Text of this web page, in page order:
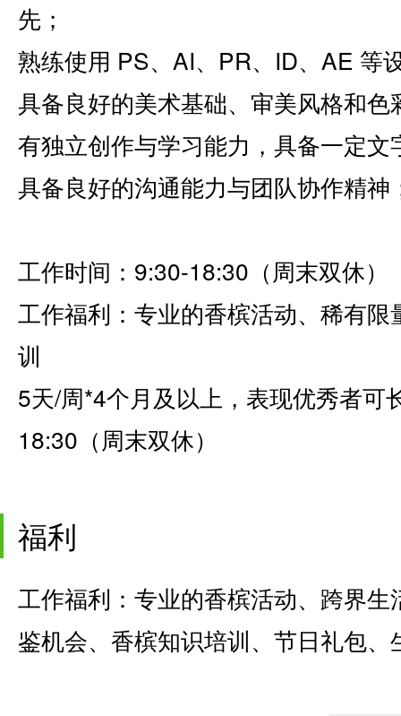
先；
熟练使用 PS、AI、PR、ID、AE 等
具备良好的美术基础、审美风格和色
有独立创作与学习能力，具备一定
具备良好的沟通能力与团队协作精神
工作时间：9:30-18:30（周末双休）
工作福利：专业的香槟活动、稀有
训
5天/周*4个月及以上，表现优秀者可
18:30（周末双休）
福利
工作福利：专业的香槟活动、跨界
鉴机会、香槟知识培训、节日礼包